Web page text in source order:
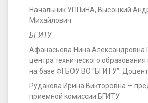
Начальник УППиНА, Высоцкий
Михайлович
БГИТУ
Афанасьева Нина Александровна
центра технического
на базе ФГБОУ ВО “БГИТУ”. Доцент,
Рудакова Ирина Викторовна —
приемной комиссии БГИТУ